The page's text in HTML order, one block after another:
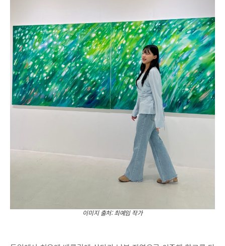
이미지 출처: 최예임 작가